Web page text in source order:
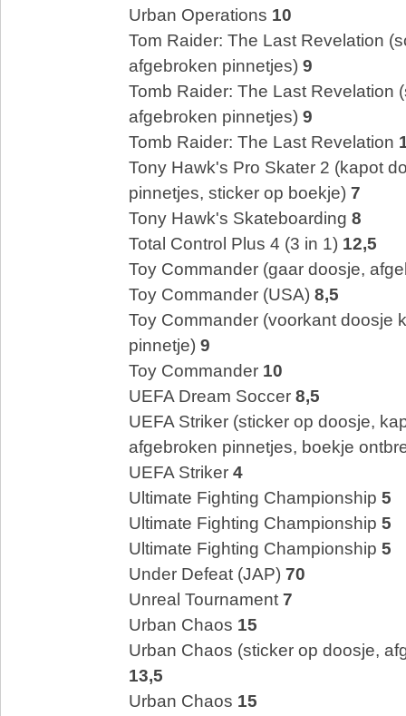
Urban Operations 10
Tom Raider: The Last Revelation
afgebroken pinnetjes) 9
Tomb Raider: The Last Revelation
afgebroken pinnetjes) 9
Tomb Raider: The Last Revelation
Tony Hawk's Pro Skater 2 (kapot
pinnetjes, sticker op boekje) 7
Tony Hawk's Skateboarding 8
Total Control Plus 4 (3 in 1) 12,5
Toy Commander (gaar doosje,
Toy Commander (USA) 8,5
Toy Commander (voorkant doosje
pinnetje) 9
Toy Commander 10
UEFA Dream Soccer 8,5
UEFA Striker (sticker op doosje,
afgebroken pinnetjes, boekje
UEFA Striker 4
Ultimate Fighting Championship 5
Ultimate Fighting Championship 5
Ultimate Fighting Championship 5
Under Defeat (JAP) 70
Unreal Tournament 7
Urban Chaos 15
Urban Chaos (sticker op doosje,
13,5
Urban Chaos 15